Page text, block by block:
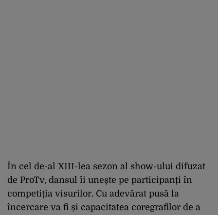
În cel de-al XIII-lea sezon al show-ului difuzat
de ProTv, dansul îi unește pe participanți în
competiția visurilor. Cu adevărat pusă la
încercare va fi și capacitatea coregrafilor de a